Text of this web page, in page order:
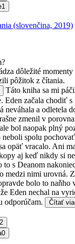
1
(slovenčina, 2019)
dôležité
pôžitok z čítania.
Táto kniha sa mi
Eden začala chodiť
neváhala a odletela
zmenil v
bol naopak plný
neboli spolu
opäť vracalo. Ani
aj keď nikdy si
to s Deanom
medzi nimi urovná.
bolo to naňho
Eden nechal na
odporúčam.
Čítať
2
0